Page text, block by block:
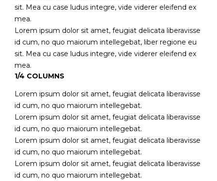
sit. Mea cu case ludus integre, vide viderer eleifend ex
mea.
Lorem ipsum dolor sit amet, feugiat delicata liberavisse
id cum, no quo maiorum intellegebat, liber regione eu
sit. Mea cu case ludus integre, vide viderer eleifend ex
mea.
1/4 COLUMNS
Lorem ipsum dolor sit amet, feugiat delicata liberavisse
id cum, no quo maiorum intellegebat.
Lorem ipsum dolor sit amet, feugiat delicata liberavisse
id cum, no quo maiorum intellegebat.
Lorem ipsum dolor sit amet, feugiat delicata liberavisse
id cum, no quo maiorum intellegebat.
Lorem ipsum dolor sit amet, feugiat delicata liberavisse
id cum, no quo maiorum intellegebat.